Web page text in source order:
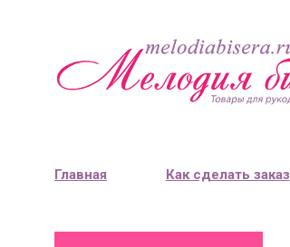
Главная Как сделать заказ